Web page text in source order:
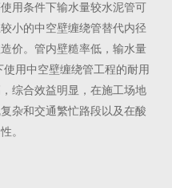
用条件下输水量较水泥管可
小的中空壁缠绕管替代内径
价。管内壁糙率低，输水量
用中空壁缠绕管工程的耐用
综合效益明显，在施工场地
杂和交通繁忙路段以及在酸
。